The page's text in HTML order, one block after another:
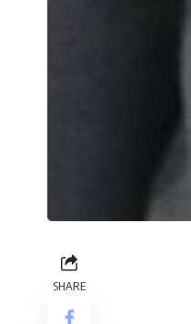
SHARE